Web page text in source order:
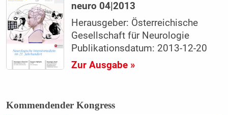
neuro 04|2013
Herausgeber: Österreichische
Gesellschaft für Neurologie
Publikationsdatum: 2013-12-20
Zur Ausgabe »
Kommendender Kongress